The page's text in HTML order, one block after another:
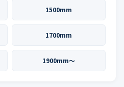
1500mm
1700mm
1900mm〜